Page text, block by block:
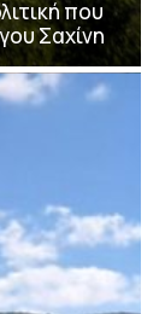
που
Σαχίνη